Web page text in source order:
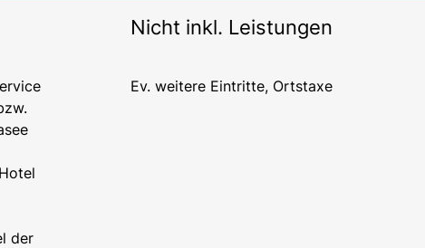
der
Nicht inkl. Leistungen
Ev. weitere Eintritte, Ortstaxe